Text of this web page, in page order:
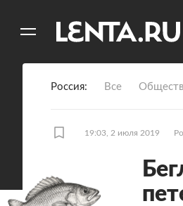
Россия Все
19:03, 2 июля 2019